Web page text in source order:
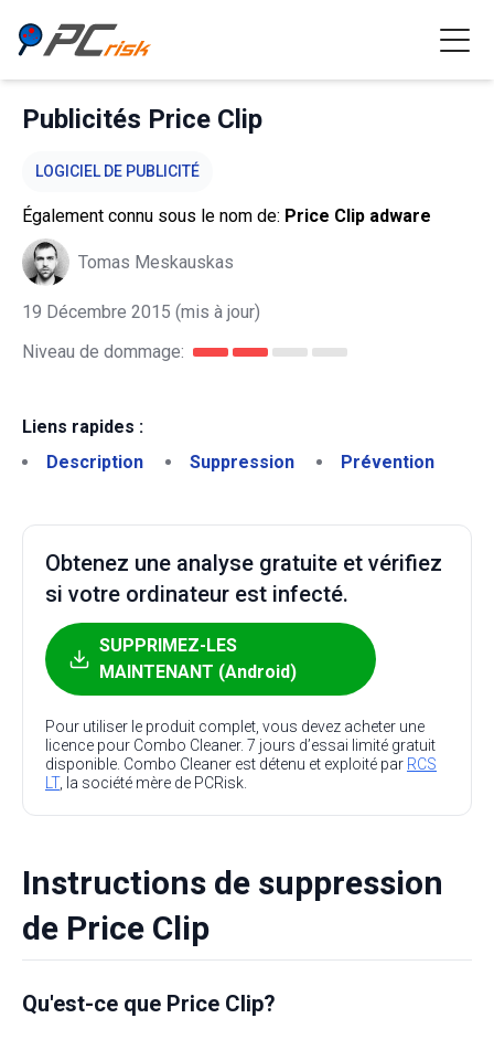
Publicités Price Clip
LOGICIEL DE PUBLICITÉ
Également connu sous le nom de: Price Clip adware
Tomas Meskauskas
19 Décembre 2015 (mis à jour)
Niveau de dommage:
Liens rapides :
Description
Suppression Prévention
Obtenez une analyse gratuite et vérifiez
si votre ordinateur est infecté.
SUPPRIMEZ-LES
MAINTENANT (Android)
Pour utiliser le produit complet, vous devez acheter une
licence pour Combo Cleaner. 7 jours d’essai limité gratuit
disponible. Combo Cleaner est détenu et exploité par RCS
LT, la société mère de PCRisk.
Instructions de suppression
de Price Clip
Qu'est-ce que Price Clip?